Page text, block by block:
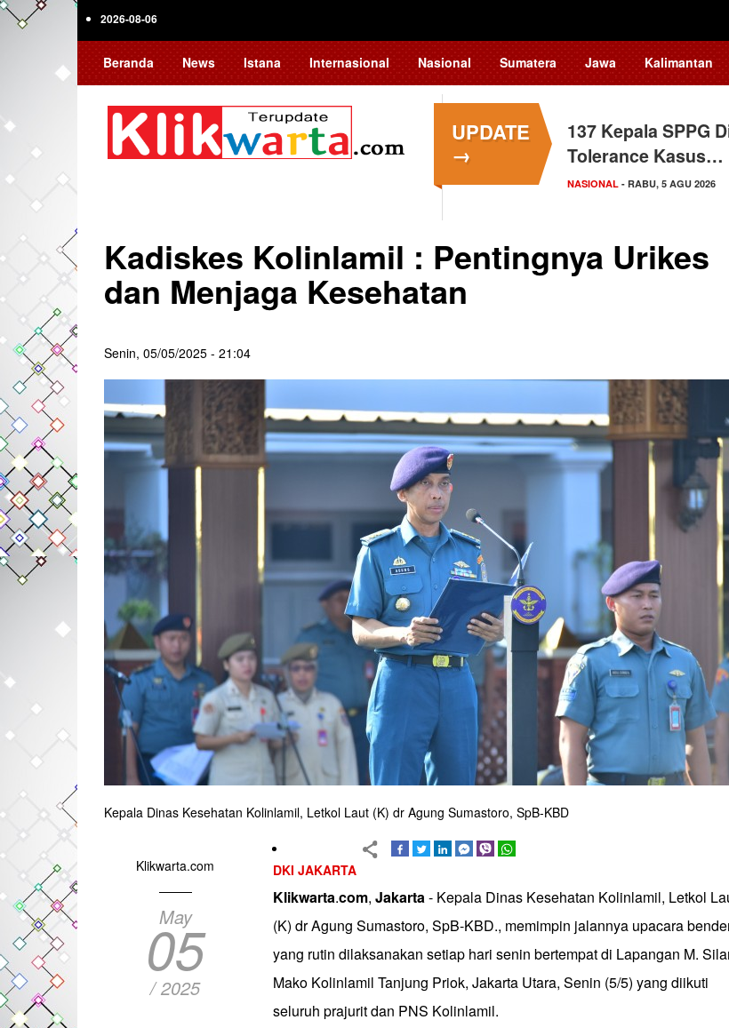
Skip
2026-08-06
Beranda News Istana Internasional Nasional Sumatera Jawa Kalimantan
UPDATE
→
137 Kepala SPPG
Tolerance Kasus…
NASIONAL - RABU, 5 AGU 2026
Kadiskes Kolinlamil : Pentingnya Urikes
dan Menjaga Kesehatan
Senin, 05/05/2025 - 21:04
Kepala Dinas Kesehatan Kolinlamil, Letkol Laut (K) dr Agung Sumastoro, SpB-KBD
Klikwarta.com
May
05
/ 2025
DKI JAKARTA
Klikwarta.com, Jakarta- Kepala Dinas Kesehatan Kolinlamil, Letkol
(K) dr Agung Sumastoro, SpB-KBD., memimpin jalannya upacara
yang rutin dilaksanakan setiap hari senin bertempat di Lapangan M.
Mako Kolinlamil Tanjung Priok, Jakarta Utara, Senin (5/5) yang diikuti
seluruh prajurit dan PNS Kolinlamil.